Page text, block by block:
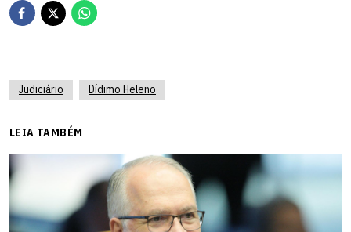
Judiciário Dídimo Heleno
LEIA TAMBÉM